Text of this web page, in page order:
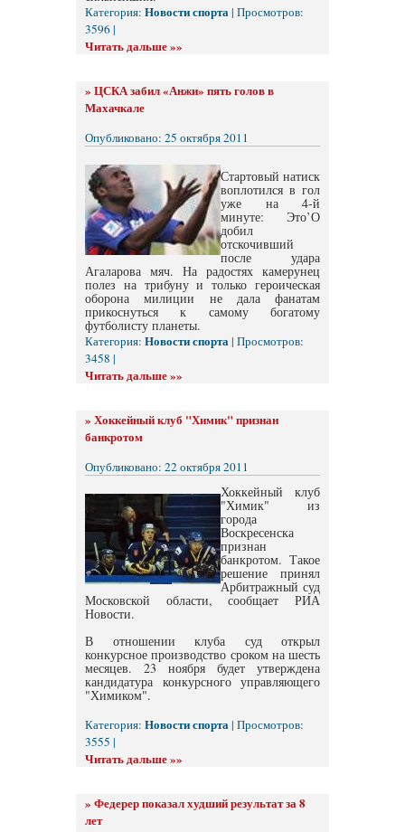
Категория: Новости спорта| Просмотров:
3596 |
Читать дальше »»
» ЦСКА забил «Анжи» пять голов в
Махачкале
Опубликовано: 25 октября 2011
Стартовый натиск
воплотился в гол
уже на 4-й
минуте: Это’О
добил
отскочивший
после удара
Агаларова мяч. На радостях камерунец
полез на трибуну и только героическая
оборона милиции не дала фанатам
прикоснуться к самому богатому
футболисту планеты.
Категория: Новости спорта| Просмотров:
3458 |
Читать дальше »»
» Хоккейный клуб "Химик" признан
банкротом
Опубликовано: 22 октября 2011
Хоккейный клуб
"Химик" из
города
Воскресенска
признан
банкротом. Такое
решение принял
Арбитражный суд
Московской области, сообщает РИА
Новости.
В отношении клуба суд открыл
конкурсное производство сроком на шесть
месяцев. 23 ноября будет утверждена
кандидатура конкурсного управляющего
"Химиком".
Категория: Новости спорта| Просмотров:
3555 |
Читать дальше »»
» Федерер показал худший результат за 8
лет